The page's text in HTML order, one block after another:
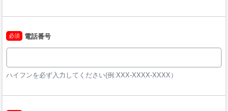
必須 電話番号
ハイフンを必ず入力してください(例:XXX-XXXX-XXXX）